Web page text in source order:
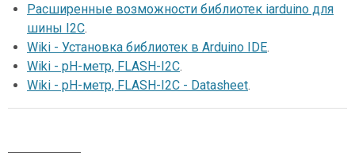
Расширенные возможности библиотек iarduino для
шины I2C.
Wiki - Установка библиотек в Arduino IDE.
Wiki - pH-метр, FLASH-I2C.
Wiki - pH-метр, FLASH-I2C - Datasheet.